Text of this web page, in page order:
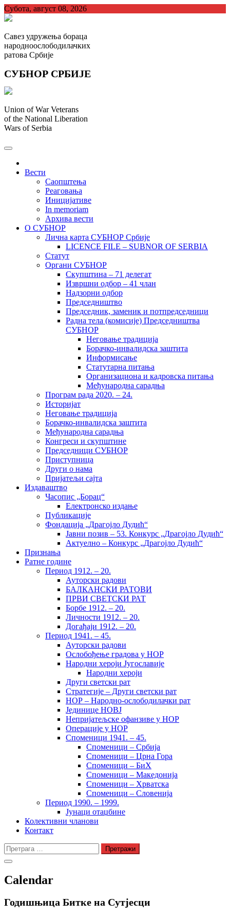
Skip
to
Субота, август 08, 2026
Савез удружења бораца
народноослободилачких
ратова Србије
СУБНОР СРБИЈЕ
Union of War Veterans
of the National Liberation
Wars of Serbia
Вести
Саопштења
Реаговања
Иницијативе
In memoriam
Архива вести
О СУБНОР
Лична карта СУБНОР Србије
LICENCE FILE – SUBNOR OF SERBIA
Статут
Органи СУБНОР
Скупштина – 71 делегат
Извршни одбор – 41 члан
Надзорни одбор
Председништво
Председник, заменик и потпредседници
Радна тела (комисије) Председништва
СУБНОР
Неговање традиција
Борачко-инвалидска заштита
Информисање
Статутарна питања
Организациона и кадровска питања
Међународна сарадња
Програм рада 2020. – 24.
Историјат
Неговање традиција
Борачко-инвалидска заштита
Међународна сарадња
Конгреси и скупштине
Председници СУБНОР
Приступница
Други о нама
Пријатељи сајта
Издаваштво
Часопис „Борац“
Електронско издање
Публикације
Фондација „Драгојло Дудић“
Јавни позив – 53. Конкурс „Драгојло Дудић“
Актуелно – Конкурс „Драгојло Дудић“
Признања
Ратне године
Период 1912. – 20.
Ауторски радови
БАЛКАНСКИ РАТОВИ
ПРВИ СВЕТСКИ РАТ
Борбе 1912. – 20.
Личности 1912. – 20.
Догађаји 1912. – 20.
Период 1941. – 45.
Ауторски радови
Ослобођење градова у НОР
Народни хероји Југославије
Народни хероји
Други светски рат
Стратегије – Други светски рат
НОР – Народно-ослободилачки рат
Јединице НОВЈ
Непријатељске офанзиве у НОР
Операције у НОР
Споменици 1941. – 45.
Споменици – Србија
Споменици – Црна Гора
Споменици – БиХ
Споменици – Македонија
Споменици – Хрватска
Споменици – Словенија
Период 1990. – 1999.
Јунаци отаџбине
Колективни чланови
Контакт
Претрага
за:
Calendar
Годишњица Битке на Сутјесци